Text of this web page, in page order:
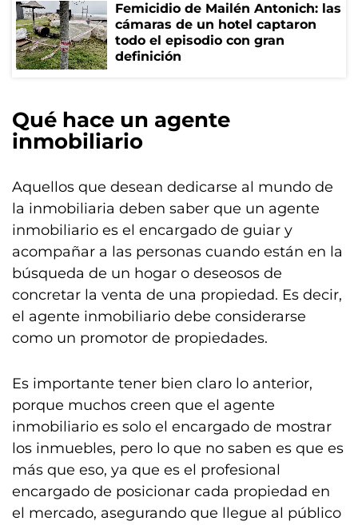
Femicidio de Mailén Antonich: las
cámaras de un hotel captaron
todo el episodio con gran
definición
Qué hace un agente
inmobiliario
Aquellos que desean dedicarse al mundo de
la inmobiliaria deben saber que un agente
inmobiliario es el encargado de guiar y
acompañar a las personas cuando están en la
búsqueda de un hogar o deseosos de
concretar la venta de una propiedad. Es decir,
el agente inmobiliario debe considerarse
como un promotor de propiedades.
Es importante tener bien claro lo anterior,
porque muchos creen que el agente
inmobiliario es solo el encargado de mostrar
los inmuebles, pero lo que no saben es que es
más que eso, ya que es el profesional
encargado de posicionar cada propiedad en
el mercado, asegurando que llegue al público